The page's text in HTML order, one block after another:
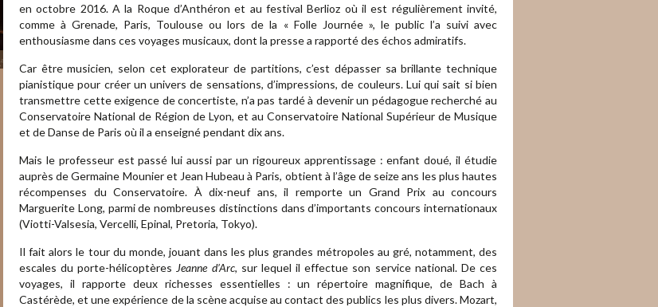
en octobre 2016. A la Roque d’Anthéron et au festival Berlioz où il est régulièrement invité,
comme à Grenade, Paris, Toulouse ou lors de la « Folle Journée », le public l’a suivi avec
enthousiasme dans ces voyages musicaux, dont la presse a rapporté des échos admiratifs.
Car être musicien, selon cet explorateur de partitions, c’est dépasser sa brillante technique
pianistique pour créer un univers de sensations, d’impressions, de couleurs. Lui qui sait si bien
transmettre cette exigence de concertiste, n’a pas tardé à devenir un pédagogue recherché au
Conservatoire National de Région de Lyon, et au Conservatoire National Supérieur de Musique
et de Danse de Paris où il a enseigné pendant dix ans.
Mais le professeur est passé lui aussi par un rigoureux apprentissage : enfant doué, il étudie
auprès de Germaine Mounier et Jean Hubeau à Paris, obtient à l’âge de seize ans les plus hautes
récompenses du Conservatoire. À dix-neuf ans, il remporte un Grand Prix au concours
Marguerite Long, parmi de nombreuses distinctions dans d’importants concours internationaux
(Viotti-Valsesia, Vercelli, Epinal, Pretoria, Tokyo).
Il fait alors le tour du monde, jouant dans les plus grandes métropoles au gré, notamment, des
escales du porte-hélicoptères Jeanne d’Arc, sur lequel il effectue son service national. De ces
voyages, il rapporte deux richesses essentielles : un répertoire magnifique, de Bach à
Castérède, et une expérience de la scène acquise au contact des publics les plus divers. Mozart,